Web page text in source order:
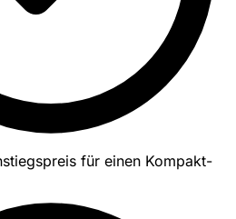
für einen Kompakt-